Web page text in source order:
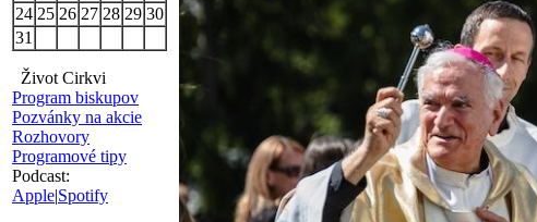
24 25 26 27 28 29 30
31
Život Cirkvi
Program biskupov
Pozvánky na akcie
Rozhovory
Programové tipy
Podcast:
Apple|Spotify